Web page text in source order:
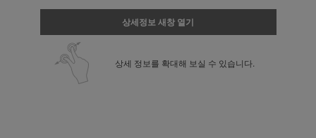
상세정보 새창 열기
상세 정보를 확대해 보실 수 있습니다.